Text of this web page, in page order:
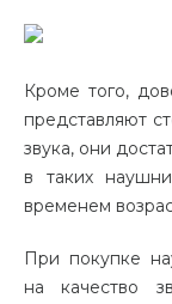
Кроме того,
представляют
звука, они
в таких
временем
При покупке
на качество